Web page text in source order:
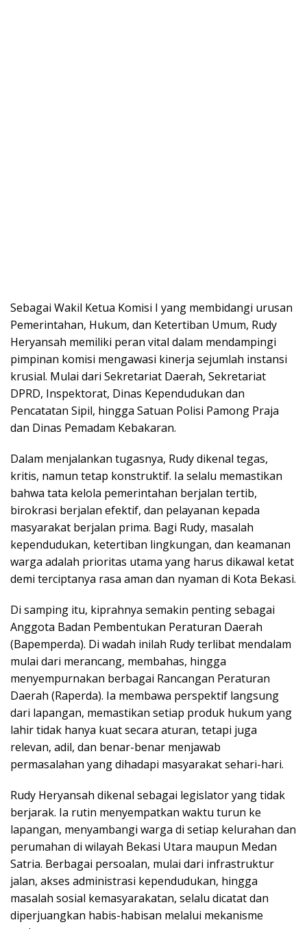
Sebagai Wakil Ketua Komisi I yang membidangi urusan
Pemerintahan, Hukum, dan Ketertiban Umum, Rudy
Heryansah memiliki peran vital dalam mendampingi
pimpinan komisi mengawasi kinerja sejumlah instansi
krusial. Mulai dari Sekretariat Daerah, Sekretariat
DPRD, Inspektorat, Dinas Kependudukan dan
Pencatatan Sipil, hingga Satuan Polisi Pamong Praja
dan Dinas Pemadam Kebakaran.
Dalam menjalankan tugasnya, Rudy dikenal tegas,
kritis, namun tetap konstruktif. Ia selalu memastikan
bahwa tata kelola pemerintahan berjalan tertib,
birokrasi berjalan efektif, dan pelayanan kepada
masyarakat berjalan prima. Bagi Rudy, masalah
kependudukan, ketertiban lingkungan, dan keamanan
warga adalah prioritas utama yang harus dikawal ketat
demi terciptanya rasa aman dan nyaman di Kota Bekasi.
Di samping itu, kiprahnya semakin penting sebagai
Anggota Badan Pembentukan Peraturan Daerah
(Bapemperda). Di wadah inilah Rudy terlibat mendalam
mulai dari merancang, membahas, hingga
menyempurnakan berbagai Rancangan Peraturan
Daerah (Raperda). Ia membawa perspektif langsung
dari lapangan, memastikan setiap produk hukum yang
lahir tidak hanya kuat secara aturan, tetapi juga
relevan, adil, dan benar-benar menjawab
permasalahan yang dihadapi masyarakat sehari-hari.
Rudy Heryansah dikenal sebagai legislator yang tidak
berjarak. Ia rutin menyempatkan waktu turun ke
lapangan, menyambangi warga di setiap kelurahan dan
perumahan di wilayah Bekasi Utara maupun Medan
Satria. Berbagai persoalan, mulai dari infrastruktur
jalan, akses administrasi kependudukan, hingga
masalah sosial kemasyarakatan, selalu dicatat dan
diperjuangkan habis-habisan melalui mekanisme